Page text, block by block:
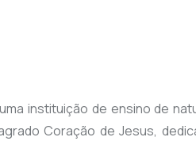
instituição de ensino de
Coração de Jesus,